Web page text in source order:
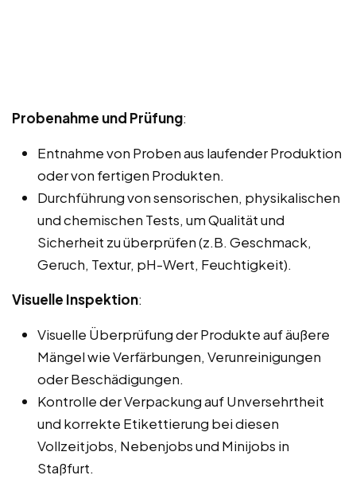
Probenahme und Prüfung:
Entnahme von Proben aus laufender Produktion
oder von fertigen Produkten.
Durchführung von sensorischen, physikalischen
und chemischen Tests, um Qualität und
Sicherheit zu überprüfen (z.B. Geschmack,
Geruch, Textur, pH-Wert, Feuchtigkeit).
Visuelle Inspektion:
Visuelle Überprüfung der Produkte auf äußere
Mängel wie Verfärbungen, Verunreinigungen
oder Beschädigungen.
Kontrolle der Verpackung auf Unversehrtheit
und korrekte Etikettierung bei diesen
Vollzeitjobs, Nebenjobs und Minijobs in
Staßfurt.